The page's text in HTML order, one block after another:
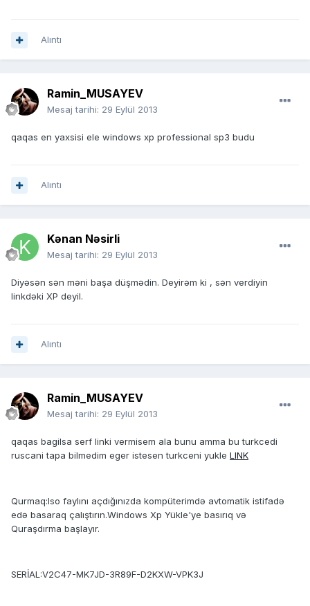
Alıntı
Ramin_MUSAYEV
Mesaj tarihi: 29 Eylül 2013
qaqas en yaxsisi ele windows xp professional sp3 budu
Alıntı
Kənan Nəsirli
Mesaj tarihi: 29 Eylül 2013
Diyəsən sən məni başa düşmədin. Deyirəm ki , sən verdiyin
linkdəki XP deyil.
Alıntı
Ramin_MUSAYEV
Mesaj tarihi: 29 Eylül 2013
qaqas bagilsa serf linki vermisem ala bunu amma bu turkcedi
ruscani tapa bilmedim eger istesen turkceni yukle LINK
Qurmaq:Iso faylını açdığınızda kompüterimdə avtomatik istifadə
edə basaraq çalıştırın.Windows Xp Yükle'ye basırıq və
Quraşdırma başlayır.
SERİAL:V2C47-MK7JD-3R89F-D2KXW-VPK3J